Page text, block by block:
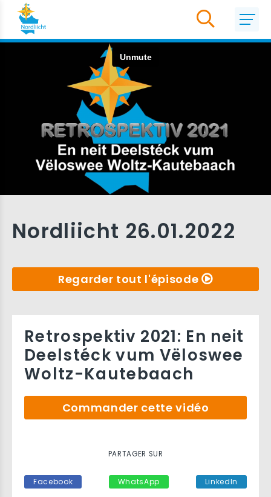
Nordliicht 26.01.2022
Regarder tout l'épisode
Retrospektiv 2021: En neit
Deelstéck vum Vëloswee
Woltz-Kautebaach
Commander cette vidéo
PARTAGER SUR
Facebook WhatsApp LinkedIn